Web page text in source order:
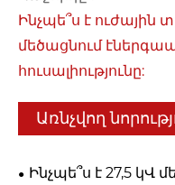
Ինչպե՞ս է
մեծացնում
հուսալիությունը:
Առնչվող
Ինչպե՞ս է 27,5 կՎ